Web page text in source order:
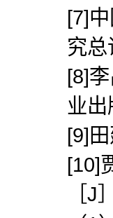
[7]
究
[8]
业出
[9]
[10]
［J